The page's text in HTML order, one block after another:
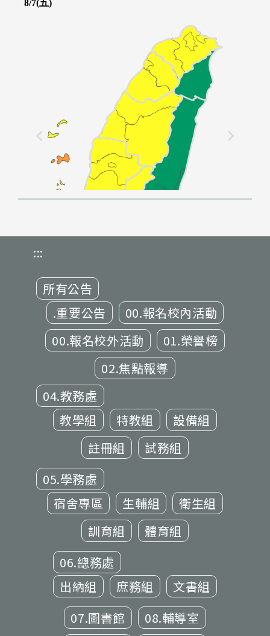
:::
所有公告
.重要公告
00.報名校內活動
00.報名校外活動
01.榮譽榜
02.焦點報導
04.教務處
教學組
特教組
設備組
註冊組
試務組
05.學務處
宿舍專區
生輔組
衛生組
訓育組
體育組
06.總務處
出納組
庶務組
文書組
07.圖書館
08.輔導室